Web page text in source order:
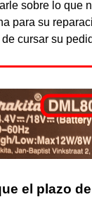
sobre lo que
para su
cursar su
el plazo